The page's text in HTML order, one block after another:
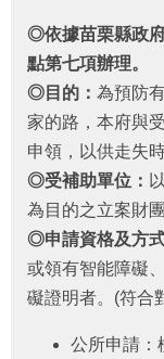
令
規
章
公
佈
欄
便
民
服
務
◎依據苗栗縣政
點第七項辦理。
◎目的： 為預防
家的路，本府與
申領，以供走失
◎受補助單位：
為目的之立案財
◎申請資格及方式
或領有智能障礙
礙證明者。(符合
公所申請：